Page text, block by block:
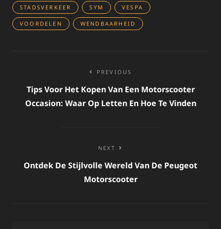
STADSVERKEER SYM VESPA
VOORDELEN WENDBAARHEID
navigatie
PREVIOUS
Tips Voor Het Kopen Van Een Motorscooter
Occasion: Waar Op Letten En Hoe Te Vinden
NEXT
Ontdek De Stijlvolle Wereld Van De Peugeot
Motorscooter